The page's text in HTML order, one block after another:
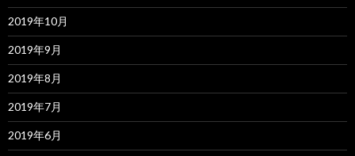
2019年10月
2019年9月
2019年8月
2019年7月
2019年6月